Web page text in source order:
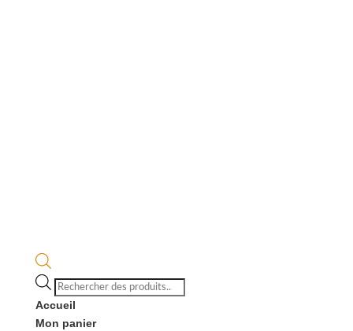
Recherche
de
produits
Accueil
Mon panier